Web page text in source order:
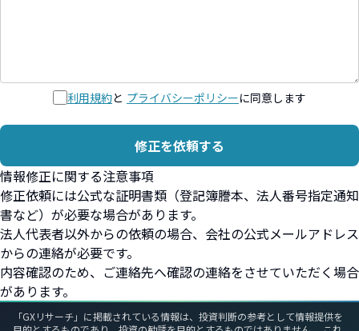
利用規約と プライバシーポリシーに同意します
修正を依頼する
情報修正に関する注意事項
修正依頼には公式な証明書類（登記簿謄本、法人番号指定通知
書など）が必要な場合があります。
法人代表者以外からの依頼の場合、会社の公式メールアドレス
からの連絡が必要です。
内容確認のため、ご連絡先へ確認の連絡をさせていただく場合
があります。
「GXリサーチ」に掲載されている情報は、投資判断の参考として情報提供を